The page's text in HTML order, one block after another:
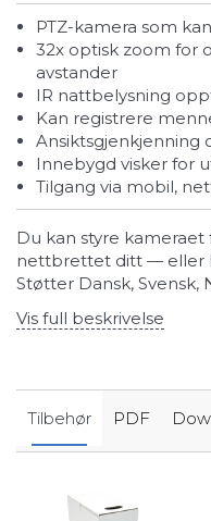
PTZ-kamera som
32x optisk zoom for overvåking på svært lange
avstander
IR nattbelysning
Kan registrere
Innebygd visker for
Tilgang via mobil,
Du kan styre
nettbrettet ditt — eller
Støtter Dansk, Svensk,
Vis full beskrivelse
Tilbehør PDF